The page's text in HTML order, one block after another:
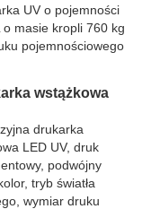
UV o pojemności
o masie kropli 760 kg
pojemnościowego
wstążkowa
drukarka
LED UV, druk
podwójny
tryb światła
wymiar druku